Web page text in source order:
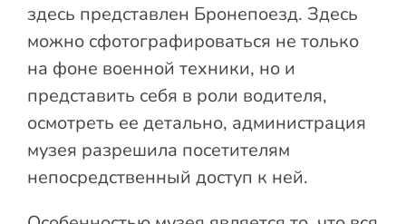
здесь представлен Бронепоезд. Здесь
можно сфотографироваться не только
на фоне военной техники, но и
представить себя в роли водителя,
осмотреть ее детально, администрация
музея разрешила посетителям
непосредственный доступ к ней.